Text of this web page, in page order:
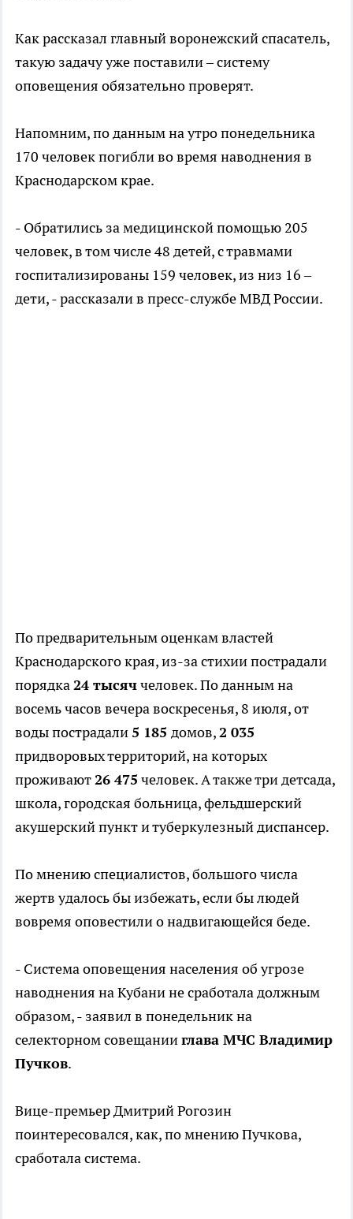
Как рассказал главный воронежский спасатель,
такую задачу уже поставили – систему
оповещения обязательно проверят.
Напомним, по данным на утро понедельника
170 человек погибли во время наводнения в
Краснодарском крае.
- Обратились за медицинской помощью 205
человек, в том числе 48 детей, с травмами
госпитализированы 159 человек, из низ 16 –
дети, - рассказали в пресс-службе МВД России.
По предварительным оценкам властей
Краснодарского края, из-за стихии пострадали
порядка24 тысяччеловек. По данным на
восемь часов вечера воскресенья, 8 июля, от
воды пострадали 5 185 домов,2 035
придворовых территорий, на которых
проживают26 475 человек. А также три детсада,
школа, городская больница, фельдшерский
акушерский пункт и туберкулезный диспансер.
По мнению специалистов, большого числа
жертв удалось бы избежать, если бы людей
вовремя оповестили о надвигающейся беде.
- Система оповещения населения об угрозе
наводнения на Кубани не сработала должным
образом, - заявил в понедельник на
селекторном совещанииглава МЧС Владимир
Пучков.
Вице-премьер Дмитрий Рогозин
поинтересовался, как, по мнению Пучкова,
сработала система.